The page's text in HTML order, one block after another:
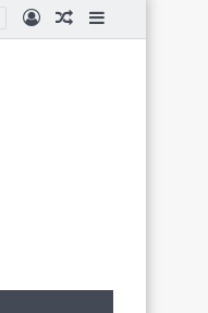
Random
Log